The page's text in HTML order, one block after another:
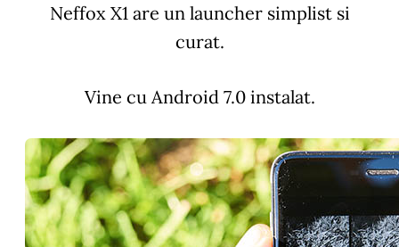
Neffox X1 are un launcher simplist si
curat.
Vine cu Android 7.0 instalat.